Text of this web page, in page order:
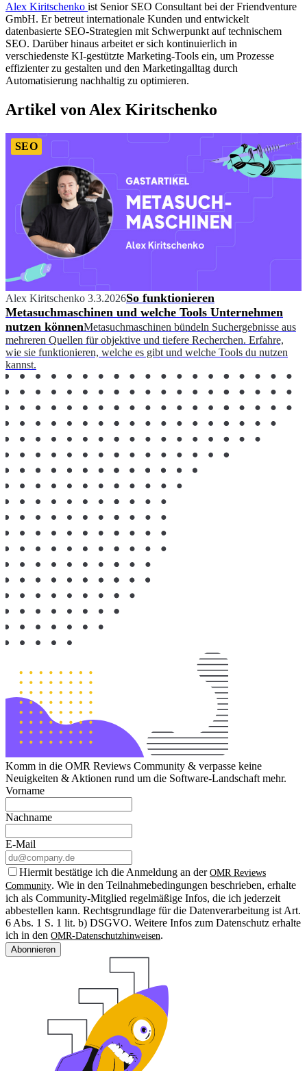
Alex Kiritschenko ist Senior SEO Consultant bei der Friendventure
GmbH. Er betreut internationale Kunden und entwickelt
datenbasierte SEO-Strategien mit Schwerpunkt auf technischem
SEO. Darüber hinaus arbeitet er sich kontinuierlich in
verschiedenste KI-gestützte Marketing-Tools ein, um Prozesse
effizienter zu gestalten und den Marketingalltag durch
Automatisierung nachhaltig zu optimieren.
Artikel von Alex Kiritschenko
SEO
Alex Kiritschenko 3.3.2026So funktionieren
Metasuchmaschinen und welche Tools Unternehmen
nutzen könnenMetasuchmaschinen bündeln Suchergebnisse aus
mehreren Quellen für objektive und tiefere Recherchen. Erfahre,
wie sie funktionieren, welche es gibt und welche Tools du nutzen
kannst.
Komm in die OMR Reviews Community & verpasse keine
Neuigkeiten & Aktionen rund um die Software-Landschaft mehr.
Vorname
Nachname
E-Mail
Hiermit bestätige ich die Anmeldung an der OMR Reviews
Community. Wie in den Teilnahmebedingungen beschrieben, erhalte
ich als Community-Mitglied regelmäßige Infos, die ich jederzeit
abbestellen kann. Rechtsgrundlage für die Datenverarbeitung ist Art.
6 Abs. 1 S. 1 lit. b) DSGVO. Weitere Infos zum Datenschutz erhalte
ich in den OMR-Datenschutzhinweisen.
Abonnieren